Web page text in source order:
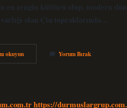
en zengin kültürü olup, modern
olan Çin topraklarında…
okuyunÇinde
Kültürel
Parlak
Yorum Bırak
https://